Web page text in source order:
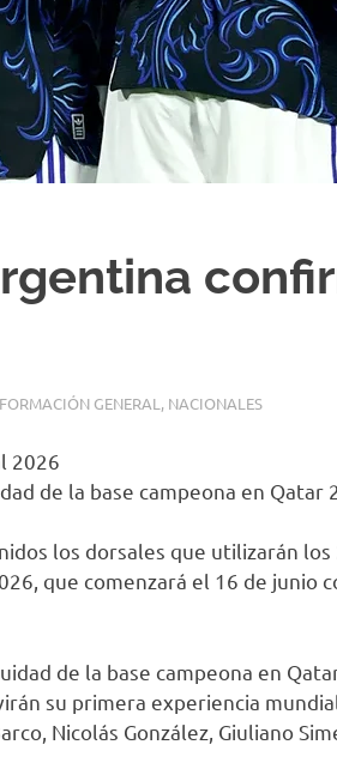
GENERAL , NACIONALES
2026
de la base campeona en Qatar
los dorsales que utilizarán
que comenzará el 16 de junio
de la base campeona en
su primera experiencia
Nicolás González, Giuliano